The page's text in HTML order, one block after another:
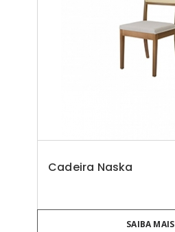
Cadeira Naska
SAIBA MAIS